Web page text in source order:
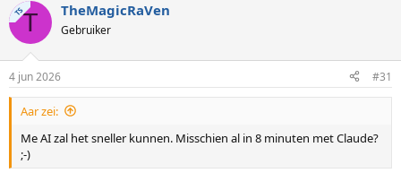
TST TheMagicRaVen
Gebruiker
4 jun 2026 #31
Aar zei:
Me AI zal het sneller kunnen. Misschien al in 8 minuten met Claude?
;-)